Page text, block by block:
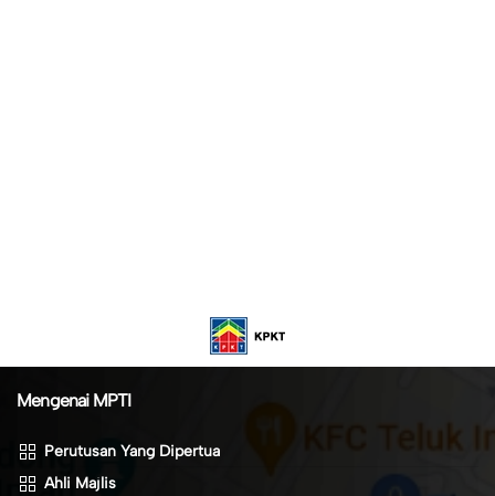
Mengenai MPTI
Perutusan Yang Dipertua
Ahli Majlis